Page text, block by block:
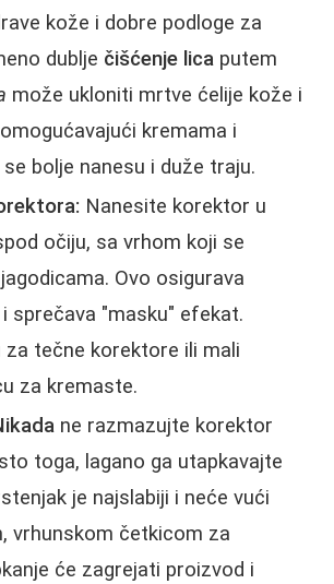
kože i dobre podloge za
dublje čišćenje lica putem
može ukloniti mrtve ćelije kože i
kremama i
bolje nanesu i duže traju.
Nanesite korektor u
očiju, sa vrhom koji se
Ovo osigurava
sprečava "masku" efekat.
tečne korektore ili mali
za kremaste.
ne razmazujte korektor
toga, lagano ga utapkavajte
je najslabiji i neće vući
vrhunskom četkicom za
će zagrejati proizvod i